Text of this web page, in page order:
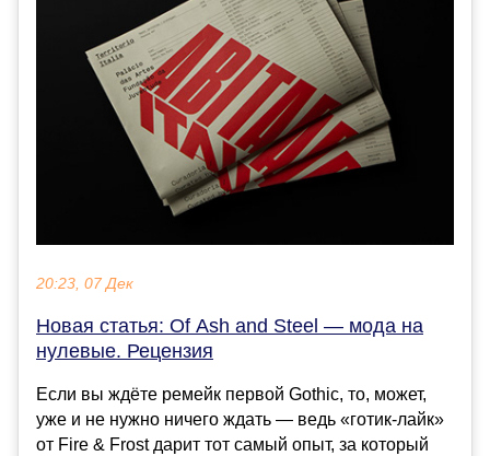
20:23, 07 Дек
Новая статья: Of Ash and Steel — мода на
нулевые. Рецензия
Если вы ждёте ремейк первой Gothic, то, может,
уже и не нужно ничего ждать — ведь «готик-лайк»
от Fire & Frost дарит тот самый опыт, за который